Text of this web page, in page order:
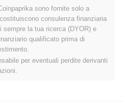
~97.84%al di sotto del suo ATH
di mercato di
sono fornite solo a
consulenza finanziaria
la tua ricerca (DYOR) e
qualificato prima di
per eventuali perdite derivanti